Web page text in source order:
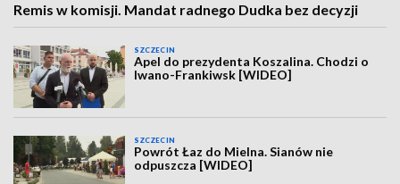
Remis w komisji. Mandat radnego Dudka bez decyzji
SZCZECIN
Apel do prezydenta Koszalina. Chodzi o
Iwano-Frankiwsk [WIDEO]
SZCZECIN
Powrót Łaz do Mielna. Sianów nie
odpuszcza [WIDEO]